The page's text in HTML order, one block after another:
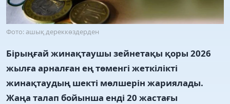
Фото: ашық дереккөздерден
Бірыңғай жинақтаушы зейнетақы қоры 2026
жылға арналған ең төменгі жеткілікті
жинақтаудың шекті мөлшерін жариялады.
Жаңа талап бойынша енді 20 жастағы